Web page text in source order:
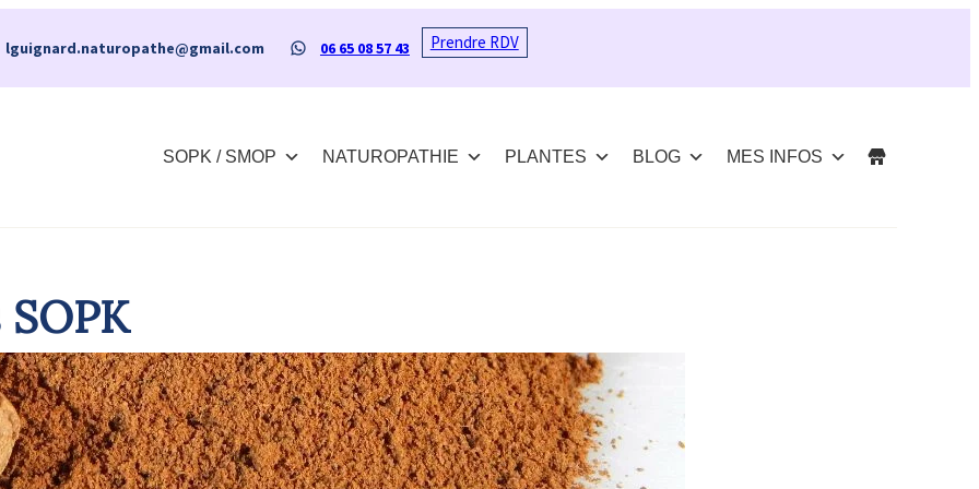
lguignard.naturopathe@gmail.com WhatsApp
06 65 08 57 43 Prendre RDV
SOPK / SMOP NATUROPATHIE PLANTES BLOG MES INFOS